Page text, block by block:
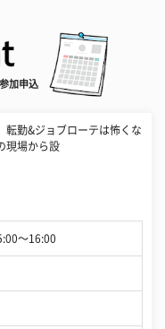
加申込
転勤&ジョブローテは怖くな
現場から設
〜16:00